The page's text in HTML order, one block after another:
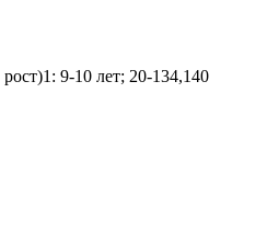
9-10 лет; 20-134,140